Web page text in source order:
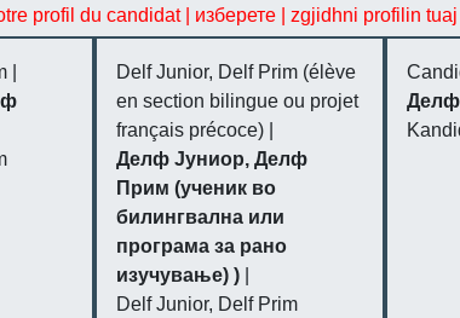
profil du candidat | изберете | zgjidhni profilin
Delf Junior, Delf Prim (élève
en section bilingue ou projet
français précoce) |
Делф Јуниор, Делф
Прим (ученик во
билингвална или
програма за рано
изучување) )
Delf Junior, Delf Prim
Делф